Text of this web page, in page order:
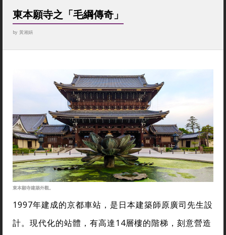
東本願寺之「毛綱傳奇」
by 黃湘娟
東本願寺建築外觀。
1997年建成的京都車站，是日本建築師原廣司先生設
計。現代化的站體，有高達14層樓的階梯，刻意營造